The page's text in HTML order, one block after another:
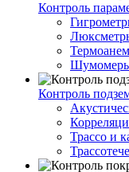
Контроль
Контроль
Трассо и